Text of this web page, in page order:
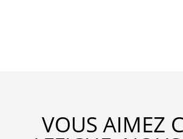
VOUS AIMEZ